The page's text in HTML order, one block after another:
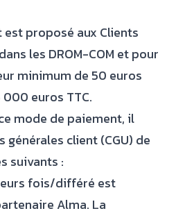
proposé aux Clients
les DROM-COM et pour
minimum de 50 euros
euros TTC.
mode de paiement, il
client (CGU) de
suivants :
fois/différé est
Alma. La